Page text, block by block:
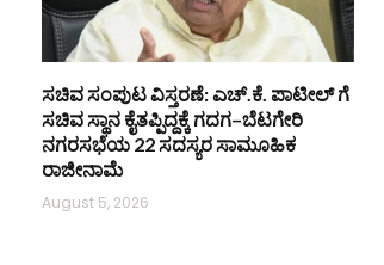
ಸಚಿವ ಸಂಪುಟ ವಿಸ್ತರಣೆ: ಎಚ್.ಕೆ. ಪಾಟೀಲ್ ಗೆ
ಸಚಿವ ಸ್ಥಾನ ಕೈತಪ್ಪಿದ್ದಕ್ಕೆ ಗದಗ–ಬೆಟಗೇರಿ
ನಗರಸಭೆಯ 22 ಸದಸ್ಯರ ಸಾಮೂಹಿಕ
ರಾಜೀನಾಮೆ
August 5, 2026